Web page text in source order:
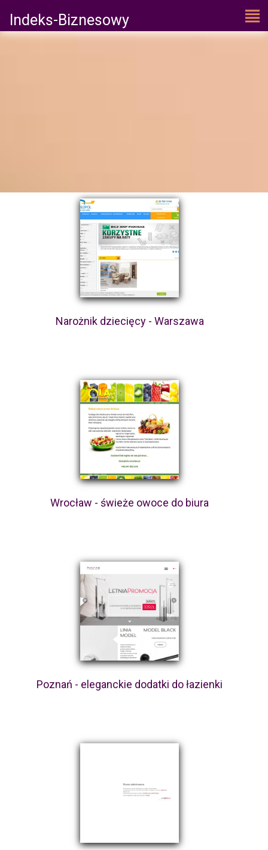
Indeks-Biznesowy
Narożnik dziecięcy - Warszawa
Wrocław - świeże owoce do biura
Poznań - eleganckie dodatki do łazienki